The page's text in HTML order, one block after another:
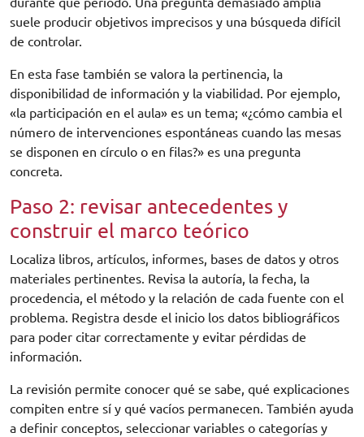
suele producir objetivos imprecisos y una búsqueda difícil
de controlar.
En esta fase también se valora la pertinencia, la
disponibilidad de información y la viabilidad. Por ejemplo,
«la participación en el aula» es un tema; «¿cómo cambia el
número de intervenciones espontáneas cuando las mesas
se disponen en círculo o en filas?» es una pregunta
concreta.
Paso 2: revisar antecedentes y
construir el marco teórico
Localiza libros, artículos, informes, bases de datos y otros
materiales pertinentes. Revisa la autoría, la fecha, la
procedencia, el método y la relación de cada fuente con el
problema. Registra desde el inicio los datos bibliográficos
para poder citar correctamente y evitar pérdidas de
información.
La revisión permite conocer qué se sabe, qué explicaciones
compiten entre sí y qué vacíos permanecen. También ayuda
a definir conceptos, seleccionar variables o categorías y